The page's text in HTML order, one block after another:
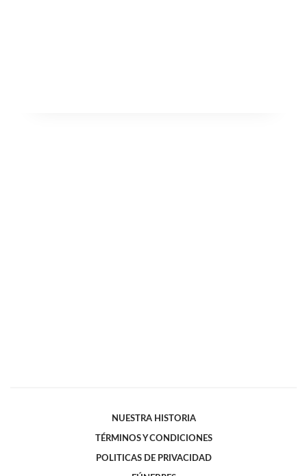
NUESTRA HISTORIA
TÉRMINOS Y CONDICIONES
POLITICAS DE PRIVACIDAD